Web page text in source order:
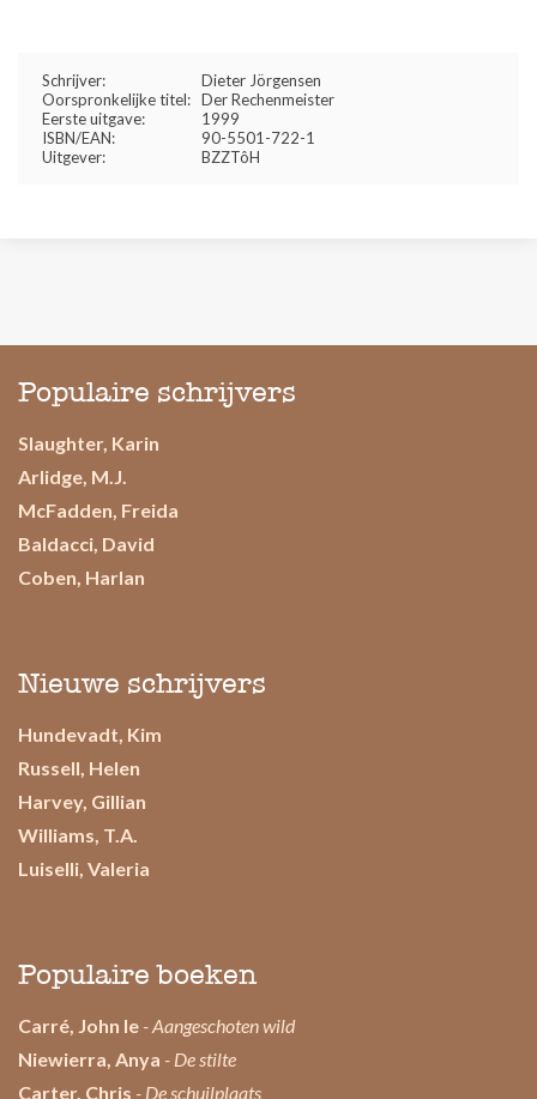
Schrijver:
Dieter Jörgensen
Oorspronkelijke titel: Der Rechenmeister
Eerste uitgave:
1999
ISBN/EAN:
90-5501-722-1
Uitgever:
BZZTôH
Populaire schrijvers
Slaughter, Karin
Arlidge, M.J.
McFadden, Freida
Baldacci, David
Coben, Harlan
Nieuwe schrijvers
Hundevadt, Kim
Russell, Helen
Harvey, Gillian
Williams, T.A.
Luiselli, Valeria
Populaire boeken
Carré, John le - Aangeschoten wild
Niewierra, Anya - De stilte
Carter, Chris - De schuilplaats